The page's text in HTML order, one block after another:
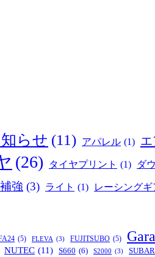
らせ (11) アパレル (1) エ
(26) タイヤプリント (1) ダ
強 (3) ライト (1) レーシングギ
(5) FLEVA (3) FUJITSUBO (5)
NUTEC (11) S660 (6) S2000 (3)